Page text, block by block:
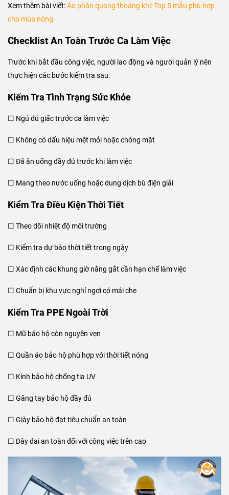
Xem thêm bài viết:Áo phản quang thoáng khí: Top 5 mẫu phù hợp
cho mùa nóng
Checklist An Toàn Trước Ca Làm Việc
Trước khi bắt đầu công việc, người lao động và người quản lý nên
thực hiện các bước kiểm tra sau:
Kiểm Tra Tình Trạng Sức Khỏe
☐ Ngủ đủ giấc trước ca làm việc
☐ Không có dấu hiệu mệt mỏi hoặc chóng mặt
☐ Đã ăn uống đầy đủ trước khi làm việc
☐ Mang theo nước uống hoặc dung dịch bù điện giải
Kiểm Tra Điều Kiện Thời Tiết
☐ Theo dõi nhiệt độ môi trường
☐ Kiểm tra dự báo thời tiết trong ngày
☐ Xác định các khung giờ nắng gắt cần hạn chế làm việc
☐ Chuẩn bị khu vực nghỉ ngơi có mái che
Kiểm Tra PPE Ngoài Trời
☐ Mũ bảo hộ còn nguyên vẹn
☐ Quần áo bảo hộ phù hợp với thời tiết nóng
☐ Kính bảo hộ chống tia UV
☐ Găng tay bảo hộ đầy đủ
☐ Giày bảo hộ đạt tiêu chuẩn an toàn
☐ Dây đai an toàn đối với công việc trên cao